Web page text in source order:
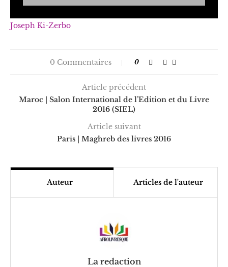
Joseph Ki-Zerbo
0 Commentaires 0
Article précédent
Maroc | Salon International de l’Edition et du Livre
2016 (SIEL)
Article suivant
Paris | Maghreb des livres 2016
Auteur Articles de l'auteur
La redaction